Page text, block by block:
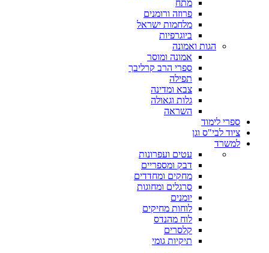
מתח
פרוזה ורומנים
מלחמות ישראל
ביוגרפיות
הגות ואמונה
אמונה ומוסר
ספרי הרב קרליבך
תפילה
צבא ומדינה
גלות וגאולה
השראה
ספרי לימוד
ציוד לבי"ס וגן
למשרד
עטים ועפרונות
דבק ומספריים
מחקים ומחדדים
סרגלים ומחוגות
יומנים
לוחות מחיקים
לוח מהנדס
קלסרים
תיקיות גומי